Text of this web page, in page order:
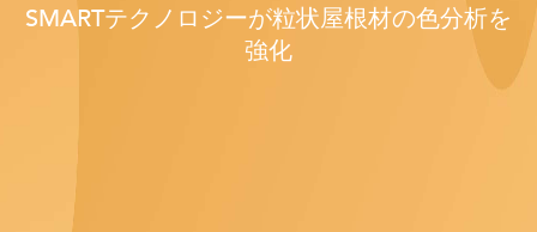
SMARTテクノロジーが粒状屋根材の色分析を
強化